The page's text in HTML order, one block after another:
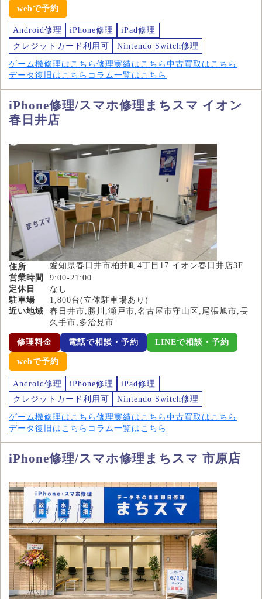
webで予約
Android修理 iPhone修理
iPad修理
クレジットカード利用可
Nintendo Switch修理
ゲーム機修理はこちら 修理実績はこちら 中古買取はこちら
データ復旧はこちら コラム一覧はこちら
iPhone修理/スマホ修理まちスマ イオン
春日井店
住所
愛知県春日井市柏井町4丁目17 イオン春日井店3F
営業時間
9:00-21:00
定休日
なし
駐車場
1,800台(立体駐車場あり)
近い地域
春日井市,勝川,瀬戸市,名古屋市守山区,尾張旭市,長
久手市,多治見市
修理料金 電話で相談・予約 LINEで相談・予約
webで予約
Android修理 iPhone修理
iPad修理
クレジットカード利用可
Nintendo Switch修理
ゲーム機修理はこちら 修理実績はこちら 中古買取はこちら
データ復旧はこちら コラム一覧はこちら
iPhone修理/スマホ修理まちスマ 市原店